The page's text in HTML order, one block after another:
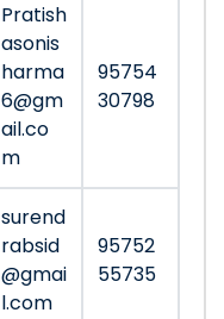
Pratish
asonis
harma
6@gm
ail.co
m
95754
30798
surend
rabsid
@gmai
l.com
95752
55735